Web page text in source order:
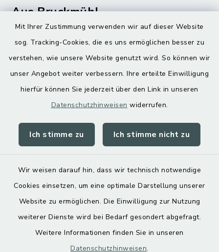
Mit Ihrer Zustimmung verwenden wir auf dieser Website
sog. Tracking-Cookies, die es uns ermöglichen besser zu
verstehen, wie unsere Website genutzt wird. So können wir
unser Angebot weiter verbessern. Ihre erteilte Einwilligung
hierfür können Sie jederzeit über den Link in unseren
Datenschutzhinweisen widerrufen.
Ich stimme zu Ich stimme nicht zu
Wir weisen darauf hin, dass wir technisch notwendige
Cookies einsetzen, um eine optimale Darstellung unserer
Website zu ermöglichen. Die Einwilligung zur Nutzung
weiterer Dienste wird bei Bedarf gesondert abgefragt.
Weitere Informationen finden Sie in unseren
Datenschutzhinweisen.
Aus Bruckmühl
Digitaler Ortsplan
Kontakt
Datenschutz
Impressum
Sitemap